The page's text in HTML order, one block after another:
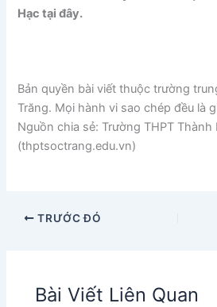
Hạc tại đây.
Bản quyền bài viết thuộc trường
Trăng. Mọi hành vi sao chép đều là
Nguồn chia sẻ: Trường THPT Thành
(thptsoctrang.edu.vn)
TRƯỚC ĐÓ
Bài Viết Liên Quan